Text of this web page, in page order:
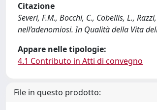
Citazione
Severi, F.M., Bocchi, C., Cobellis, L.,
nell’adenomiosi. In Qualità della Vita
Appare nelle tipologie:
4.1 Contributo in Atti di convegno
File in questo prodotto: